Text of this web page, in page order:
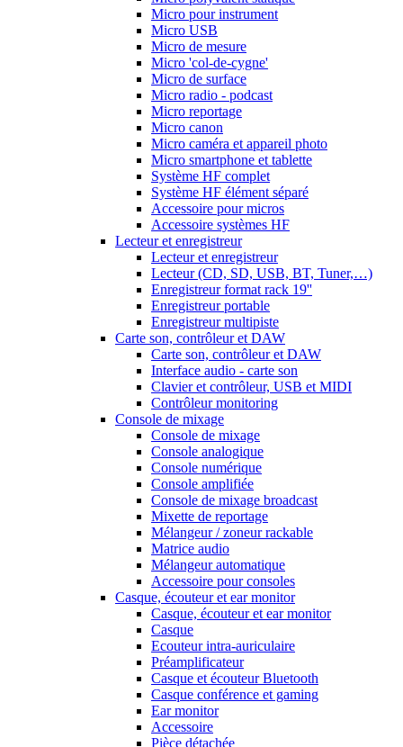
Micro pour instrument
Micro USB
Micro de mesure
Micro 'col-de-cygne'
Micro de surface
Micro radio - podcast
Micro reportage
Micro canon
Micro caméra et appareil photo
Micro smartphone et tablette
Système HF complet
Système HF élément séparé
Accessoire pour micros
Accessoire systèmes HF
Lecteur et enregistreur
Lecteur et enregistreur
Lecteur (CD, SD, USB, BT, Tuner,…)
Enregistreur format rack 19''
Enregistreur portable
Enregistreur multipiste
Carte son, contrôleur et DAW
Carte son, contrôleur et DAW
Interface audio - carte son
Clavier et contrôleur, USB et MIDI
Contrôleur monitoring
Console de mixage
Console de mixage
Console analogique
Console numérique
Console amplifiée
Console de mixage broadcast
Mixette de reportage
Mélangeur / zoneur rackable
Matrice audio
Mélangeur automatique
Accessoire pour consoles
Casque, écouteur et ear monitor
Casque, écouteur et ear monitor
Casque
Ecouteur intra-auriculaire
Préamplificateur
Casque et écouteur Bluetooth
Casque conférence et gaming
Ear monitor
Accessoire
Pièce détachée